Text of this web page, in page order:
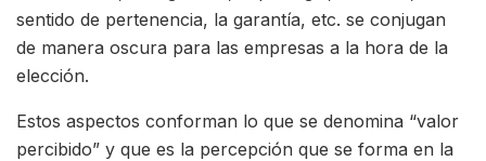
sentido de pertenencia, la garantía, etc. se conjugan
de manera oscura para las empresas a la hora de la
elección.
Estos aspectos conforman lo que se denomina “valor
percibido” y que es la percepción que se forma en la